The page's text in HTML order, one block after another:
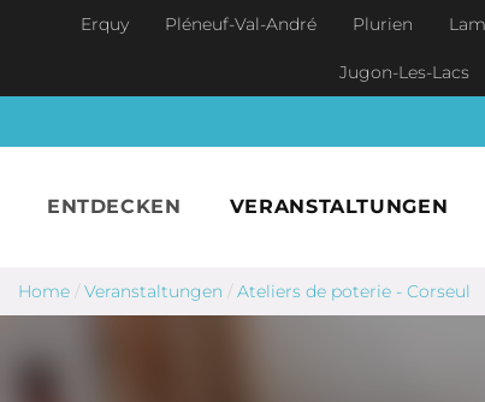
Skip to main content
Erquy Pléneuf-Val-André Plurien
Jugon-Les-Lacs
ENTDECKEN VERANSTALTUNGEN
Home / Veranstaltungen / Ateliers de poterie - Corseul